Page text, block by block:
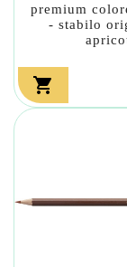
premium
- stabilo
